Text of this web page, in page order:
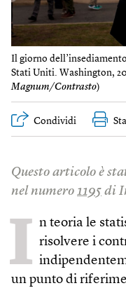
Il giorno
Stati Uniti. Washington,
Magnum/Contrasto)
Condividi
Questo articolo è
nel numero 1195 di
I n teoria le
risolvere i
un punto di